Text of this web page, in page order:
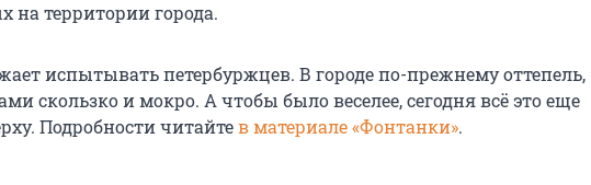
на территории города.
испытывать петербуржцев. В городе по-прежнему оттепель,
скользко и мокро. А чтобы было веселее, сегодня всё это еще
Подробности читайтев материале «Фонтанки».